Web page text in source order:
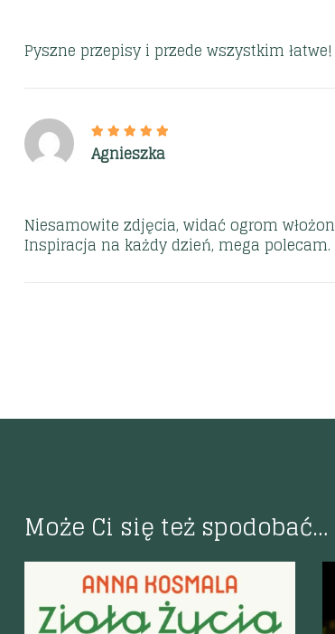
Pyszne przepisy i przede wszystkim
Agnieszka
Niesamowite zdjęcia, widać ogrom
Inspiracja na każdy dzień, mega polecam.
Może Ci się też spodobać…